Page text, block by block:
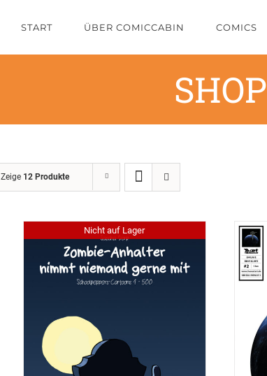
START ÜBER COMICCABIN COMICS
SHOP
Zeige 12 Produkte
Nicht auf Lager